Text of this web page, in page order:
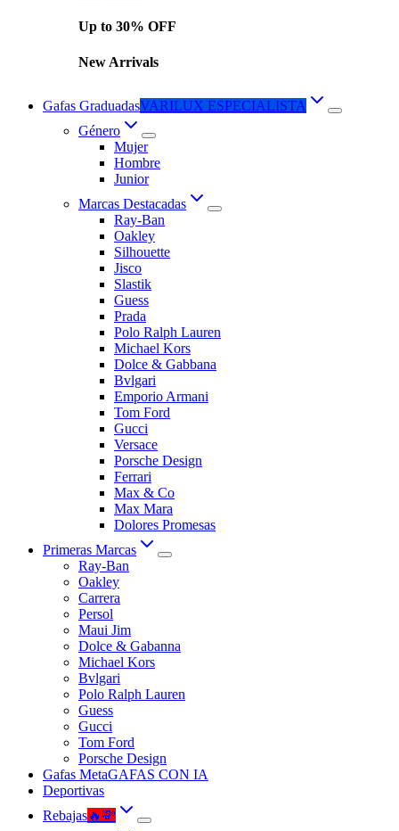
Up to 30% OFF
New Arrivals
Gafas GraduadasVARILUX ESPECIALISTA
Género
Mujer
Hombre
Junior
Marcas Destacadas
Ray-Ban
Oakley
Silhouette
Jisco
Slastik
Guess
Prada
Polo Ralph Lauren
Michael Kors
Dolce & Gabbana
Bvlgari
Emporio Armani
Tom Ford
Gucci
Versace
Porsche Design
Ferrari
Max & Co
Max Mara
Dolores Promesas
Primeras Marcas
Ray-Ban
Oakley
Carrera
Persol
Maui Jim
Dolce & Gabanna
Michael Kors
Bvlgari
Polo Ralph Lauren
Guess
Gucci
Tom Ford
Porsche Design
Gafas MetaGAFAS CON IA
Deportivas
Rebajas🔥💸